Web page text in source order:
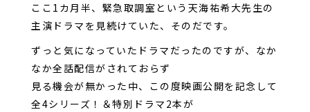
ここ1カ月半、緊急取調室という天海祐希大先生の
主演ドラマを見続けていた、そのだです。
ずっと気になっていたドラマだったのですが、なか
なか全話配信がされておらず
見る機会が無かった中、この度映画公開を記念して
全4シリーズ！＆特別ドラマ2本が